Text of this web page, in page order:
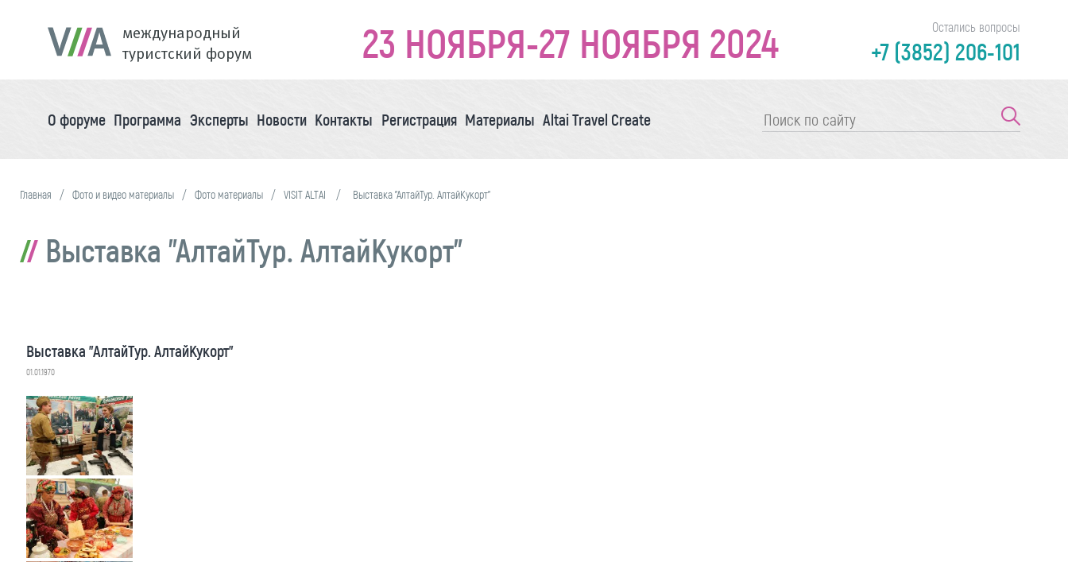
международный
туристский форум
23 НОЯБРЯ-27 НОЯБРЯ 2024 Остались вопросы
+7 (3852) 206-101
О форуме Программа Эксперты Новости Контакты Регистрация Материалы Altai Travel Create
Главная Фото и видео материалы Фото материалы VISIT ALTAI Выставка "АлтайТур. АлтайКукорт"
Выставка "АлтайТур. АлтайКукорт"
Выставка "АлтайТур. АлтайКукорт"
01.01.1970